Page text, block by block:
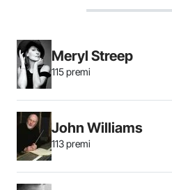
Meryl Streep
115 premi
John Williams
113 premi